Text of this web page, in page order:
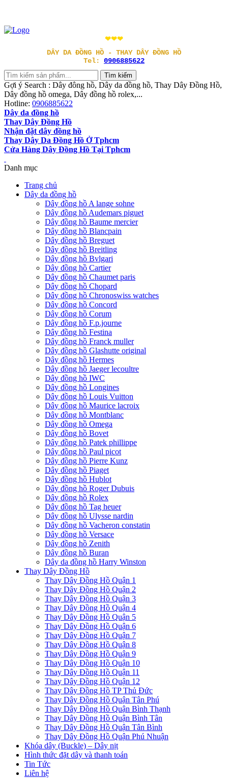
❤❤❤
DÂY DA ĐỒNG HỒ - THAY DÂY ĐỒNG HỒ
Tel: 0906885622
Gợi ý Search : Dây đông hồ, Dây da đồng hồ, Thay Dây Đồng Hồ,
Dây đồng hồ omega, Dây đồng hồ rolex,...
Hotline: 0906885622
Dây da đồng hồ
Thay Dây Đồng Hồ
Nhận đặt dây đồng hồ
Thay Dây Da Đồng Hồ Ở Tphcm
Cửa Hàng Dây Đồng Hồ Tại Tphcm
Danh mục
Trang chủ
Dây da đồng hồ
Dây đồng hồ A lange sohne
Dây đồng hồ Audemars piguet
Dây đồng hồ Baume mercier
Dây đồng hồ Blancpain
Dây đồng hồ Breguet
Dây đồng hồ Breitling
Dây đồng hồ Bvlgari
Dây đồng hồ Cartier
Dây đồng hồ Chaumet paris
Dây đồng hồ Chopard
Dây đồng hồ Chronoswiss watches
Dây đồng hồ Concord
Dây đồng hồ Corum
Dây đồng hồ F.p.journe
Dây đồng hồ Festina
Dây đồng hồ Franck muller
Dây đồng hồ Glashutte original
Dây đồng hồ Hermes
Dây đồng hồ Jaeger lecoultre
Dây đồng hồ IWC
Dây đồng hồ Longines
Dây đồng hồ Louis Vuitton
Dây đồng hồ Maurice lacroix
Dây đồng hồ Montblanc
Dây đồng hồ Omega
Dây đồng hồ Bovet
Dây đồng hồ Patek phillippe
Dây đồng hồ Paul picot
Dây đồng hồ Pierre Kunz
Dây đồng hồ Piaget
Dây đồng hồ Hublot
Dây đồng hồ Roger Dubuis
Dây đồng hồ Rolex
Dây đồng hồ Tag heuer
Dây đồng hồ Ulysse nardin
Dây đồng hồ Vacheron constatin
Dây đồng hồ Versace
Dây đồng hồ Zenith
Dây đồng hồ Buran
Dây da đồng hồ Harry Winston
Thay Dây Đồng Hồ
Thay Dây Đồng Hồ Quận 1
Thay Dây Đồng Hồ Quận 2
Thay Dây Đồng Hồ Quận 3
Thay Dây Đồng Hồ Quận 4
Thay Dây Đồng Hồ Quận 5
Thay Dây Đồng Hồ Quận 6
Thay Dây Đồng Hồ Quận 7
Thay Dây Đồng Hồ Quận 8
Thay Dây Đồng Hồ Quận 9
Thay Dây Đồng Hồ Quận 10
Thay Dây Đồng Hồ Quận 11
Thay Dây Đồng Hồ Quận 12
Thay Dây Đồng Hồ TP Thủ Đức
Thay Dây Đồng Hồ Quận Tân Phú
Thay Dây Đồng Hồ Quận Bình Thạnh
Thay Dây Đồng Hồ Quận Bình Tân
Thay Dây Đồng Hồ Quận Tân Bình
Thay Dây Đồng Hồ Quận Phú Nhuận
Khóa dây (Buckle) – Dây nịt
Hình thức đặt dây và thanh toán
Tin Tức
Liên hệ